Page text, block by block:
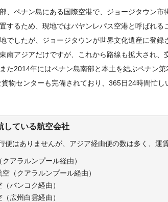
、ペナン島にある国際空港で、ジョージタウン
するため、現地ではバヤンレパス空港と呼ばれ
でしたが、ジョージタウンが世界文化遺産に登
南アジアだけですが、これから路線も拡大され
た2014年にはペナン島南部と本土を結ぶペナン
物センターも完備されており、365日24時間忙し
している航空会社
便はありませんが、アジア経由便の数は多く、運
アラルンプール経由）
（クアラルンプール経由）
バンコク経由）
広州白雲経由）